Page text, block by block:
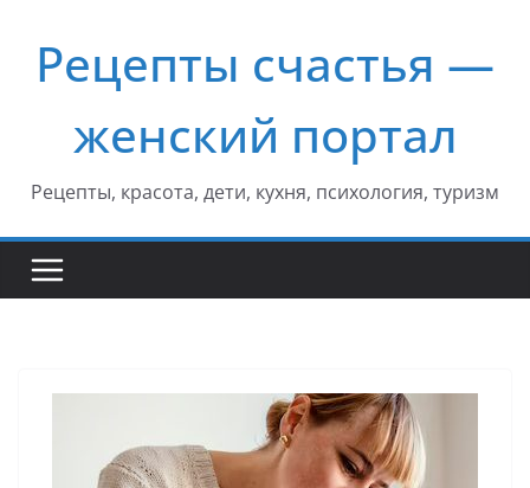
содержимому
Рецепты счастья —
женский портал
Рецепты, красота, дети, кухня, психология, туризм